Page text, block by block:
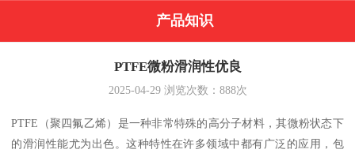
产品知识
PTFE微粉滑润性优良
2025-04-29浏览次数： 888次
PTFE（聚四氟乙烯）是一种非常特殊的高分子材料，其微粉状态下
的滑润性能尤为出色。这种特性在许多领域中都有广泛的应用，包